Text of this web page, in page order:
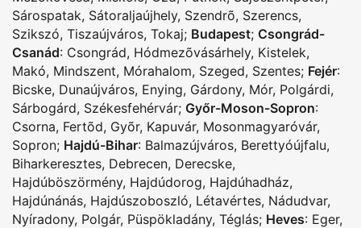
Sárospatak, Sátoraljaújhely, Szendrõ, Szerencs,
Szikszó, Tiszaújváros, Tokaj; Budapest; Csongrád-
Csanád: Csongrád, Hódmezõvásárhely, Kistelek,
Makó, Mindszent, Mórahalom, Szeged, Szentes; Fejér:
Bicske, Dunaújváros, Enying, Gárdony, Mór, Polgárdi,
Sárbogárd, Székesfehérvár; Győr-Moson-Sopron:
Csorna, Fertõd, Gyõr, Kapuvár, Mosonmagyaróvár,
Sopron; Hajdú-Bihar: Balmazújváros, Berettyóújfalu,
Biharkeresztes, Debrecen, Derecske,
Hajdúböszörmény, Hajdúdorog, Hajdúhadház,
Hajdúnánás, Hajdúszoboszló, Létavértes, Nádudvar,
Nyíradony, Polgár, Püspökladány, Téglás; Heves: Eger,